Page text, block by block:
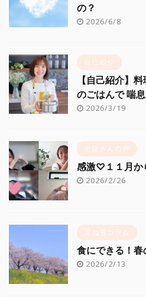
の？
2026/6/8
自己紹介
【自己紹介】
のごはんで 喘
2026/3/19
生徒さんの声
感激♡１１月か
2026/2/26
重ね煮コラム
食にできる！春
2026/2/13